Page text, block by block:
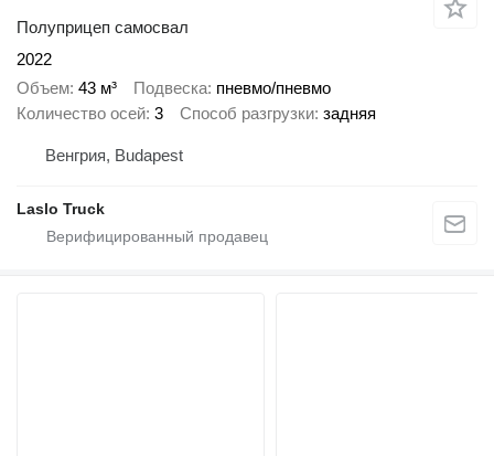
Полуприцеп самосвал
2022
Объем 43 м³ Подвеска пневмо/пневмо
Количество осей 3 Способ разгрузки задняя
Венгрия, Budapest
Laslo Truck